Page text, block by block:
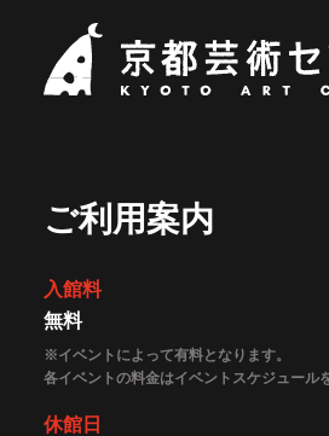
ご利用案内
入館料
無料
※イベントによって有料となります。
各イベントの料金はイベントスケジュール
休館日